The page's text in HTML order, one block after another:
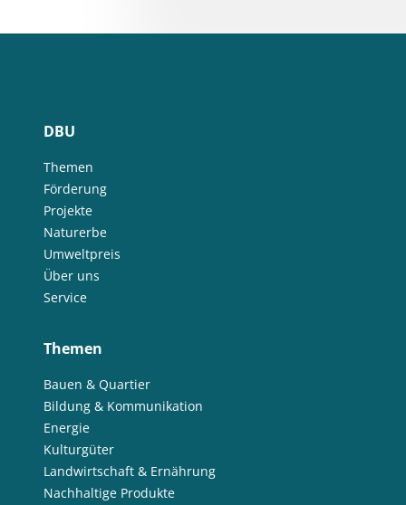
DBU
Themen
Förderung
Projekte
Naturerbe
Umweltpreis
Über uns
Service
Themen
Bauen & Quartier
Bildung & Kommunikation
Energie
Kulturgüter
Landwirtschaft & Ernährung
Nachhaltige Produkte